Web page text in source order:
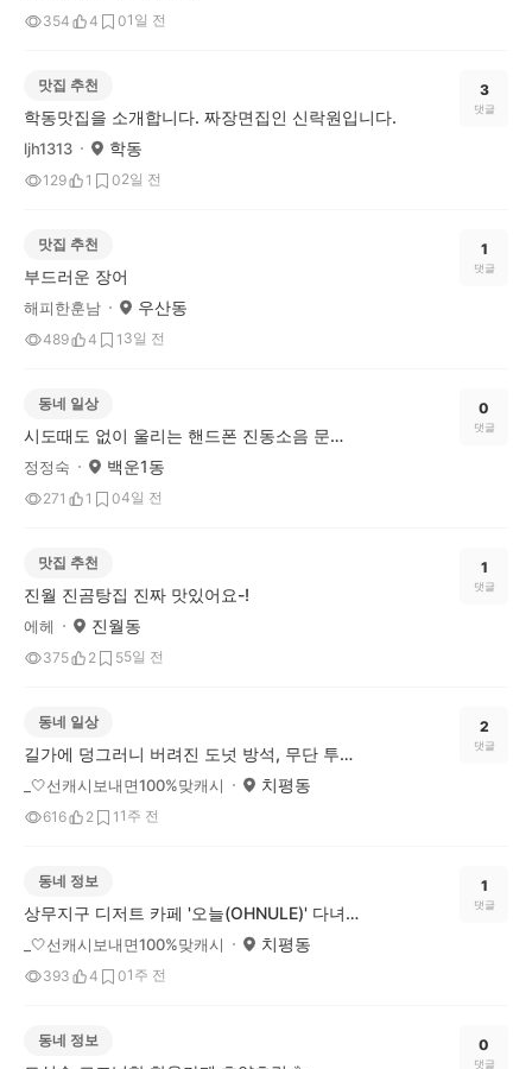
354 4 01일 전
맛집 추천
학동맛집을 소개합니다. 짜장면집인 신락원입니다.
ljh1313 학동
129 1 02일 전
3
댓글
맛집 추천
부드러운 장어
해피한훈남 우산동
489 4 1 3일 전
1
댓글
동네 일상
시도때도 없이 울리는 핸드폰 진동소음 문제가 심각하네요.
정정숙 백운1동
271 1 04일 전
0
댓글
맛집 추천
진월 진곰탕집 진짜 맛있어요-!
에헤 진월동
375 2 55일 전
1
댓글
동네 일상
길가에 덩그러니 버려진 도넛 방석, 무단 투기 정말 너무하네요
_🤍선캐시보내면100%맞캐시 치평동
616 2 1 1주 전
2
댓글
동네 정보
상무지구 디저트 카페 '오늘(OHNULE)' 다녀왔어요!
_🤍선캐시보내면100%맞캐시 치평동
393 4 01주 전
1
댓글
동네 정보 0
댓글